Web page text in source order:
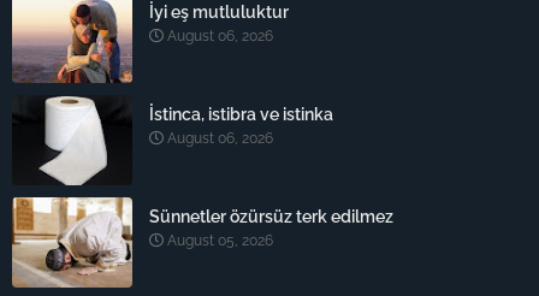
İyi eş mutluluktur
August 06, 2026
İstinca, istibra ve istinka
August 06, 2026
Sünnetler özürsüz terk edilmez
August 05, 2026